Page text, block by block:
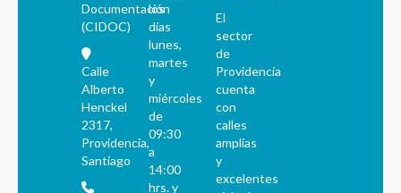
Documentación
(CIDOC)
Calle
Alberto
Henckel
2317,
Providencia,
Santiago
los
días
lunes,
martes
y
miércoles
de
09:30
a
14:00
hrs. y
El
sector
de
Providencia
cuenta
con
calles
amplias
y
excelentes